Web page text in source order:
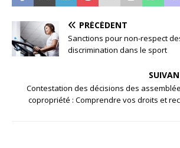
PRÉCÉDENT
Sanctions pour non-respect
discrimination dans le sport
Contestation des décisions des
copropriété : Comprendre vos droits et